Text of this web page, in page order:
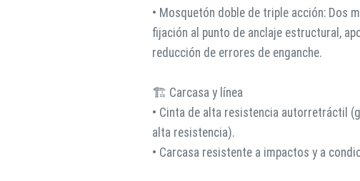
• Mosquetón doble de triple acción: Dos
fijación al punto de anclaje estructural,
reducción de errores de enganche.
🏗️ Carcasa y línea
• Cinta de alta resistencia autorretráctil
alta resistencia).
• Carcasa resistente a impactos y a